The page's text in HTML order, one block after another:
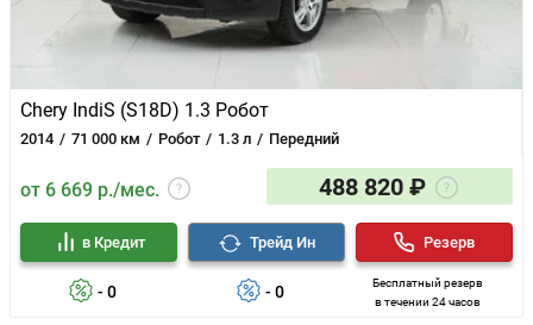
Chery IndiS (S18D) 1.3 Робот
2014 71 000 км Робот 1.3 л Передний
от 6 669 р./мес. 488 820 ₽
- 0
в Кредит
- 0
Трейд Ин
Бесплатный резерв
в течении 24 часов
Резерв